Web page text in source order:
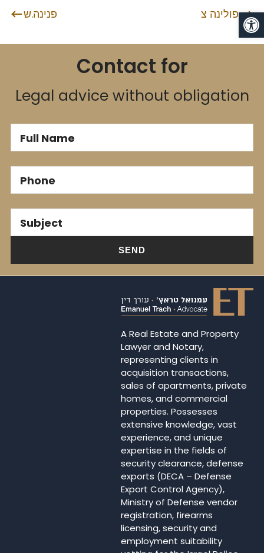
Post navigation
פנינה.ש פולינה צ.
Contact for
Legal advice without obligation
Full Name
Phone
Subject
A Real Estate and Property
Lawyer and Notary,
representing clients in
acquisition transactions,
sales of apartments, private
homes, and commercial
properties. Possesses
extensive knowledge, vast
experience, and unique
expertise in the fields of
security clearance, defense
exports (DECA – Defense
Export Control Agency),
Ministry of Defense vendor
registration, firearms
licensing, security and
employment suitability